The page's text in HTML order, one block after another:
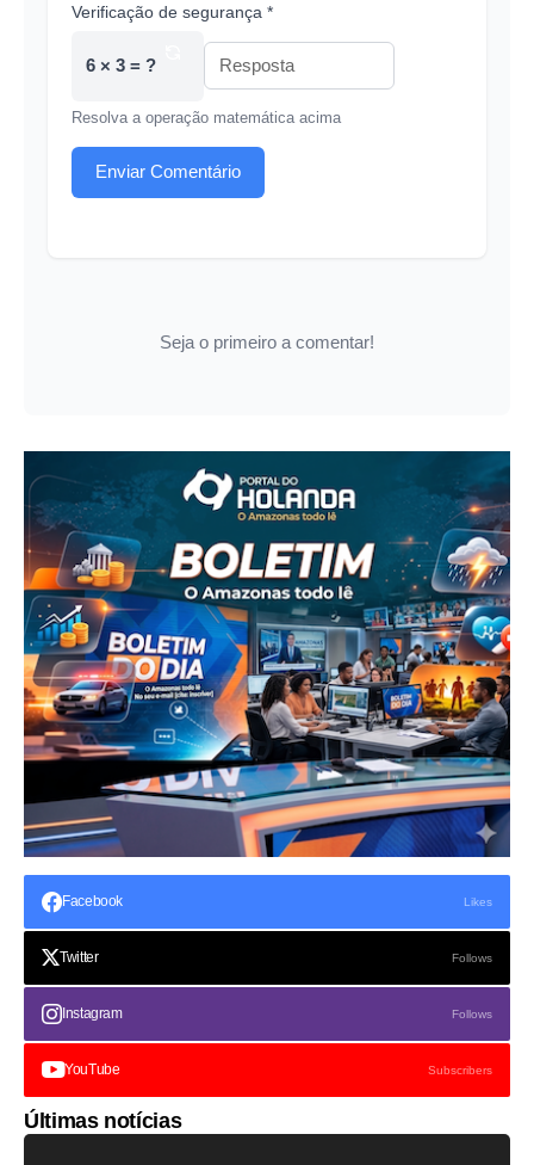
Verificação de segurança *
6 × 3 = ?
Resolva a operação matemática acima
Enviar Comentário
Seja o primeiro a comentar!
Facebook Likes
Twitter Follows
Instagram Follows
YouTube Subscribers
Últimas notícias